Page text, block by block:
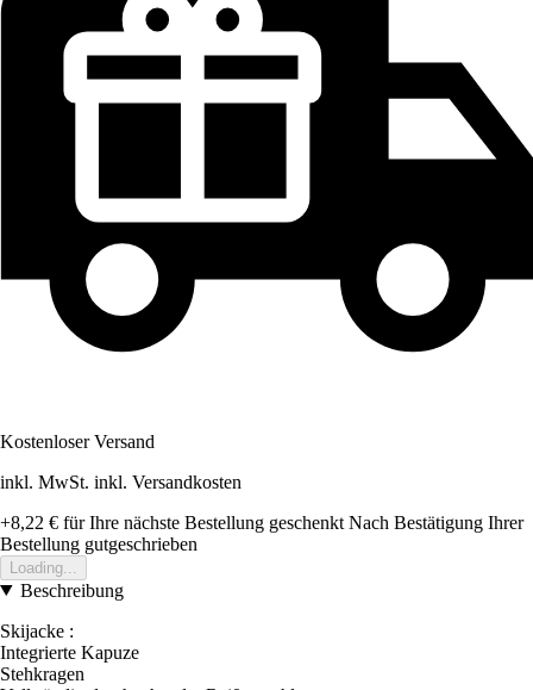
Kostenloser Versand
inkl. MwSt. inkl. Versandkosten
+8,22 € für Ihre nächste Bestellung geschenkt Nach Bestätigung Ihrer
Bestellung gutgeschrieben
Loading...
Beschreibung
Skijacke :
Integrierte Kapuze
Stehkragen